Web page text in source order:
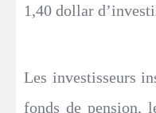
1,40 dollar
Les investisseurs
fonds de pension,